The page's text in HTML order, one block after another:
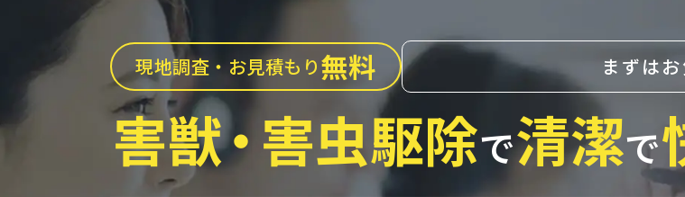
現地調査・お見積もり無料 まずは
害獣・害虫駆除で清潔で